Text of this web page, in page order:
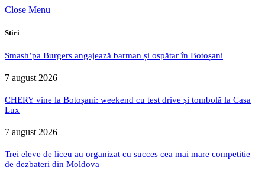
Close Menu
Stiri
Smash’pa Burgers angajează barman și ospătar în Botoșani
7 august 2026
CHERY vine la Botoșani: weekend cu test drive și tombolă la Casa
Lux
7 august 2026
Trei eleve de liceu au organizat cu succes cea mai mare competiție
de dezbateri din Moldova